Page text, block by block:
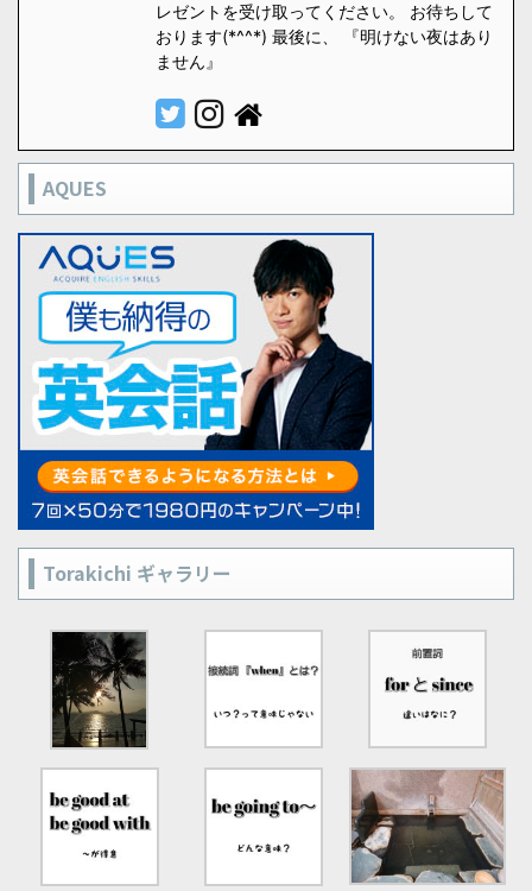
レゼントを受け取ってください。 お待ちして
おります(*^^*) 最後に、 『明けない夜はあり
ません』
AQUES
Torakichi ギャラリー